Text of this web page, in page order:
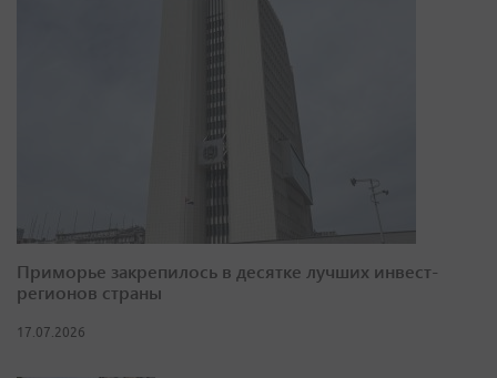
Приморье закрепилось в десятке лучших инвест-
регионов страны
17.07.2026